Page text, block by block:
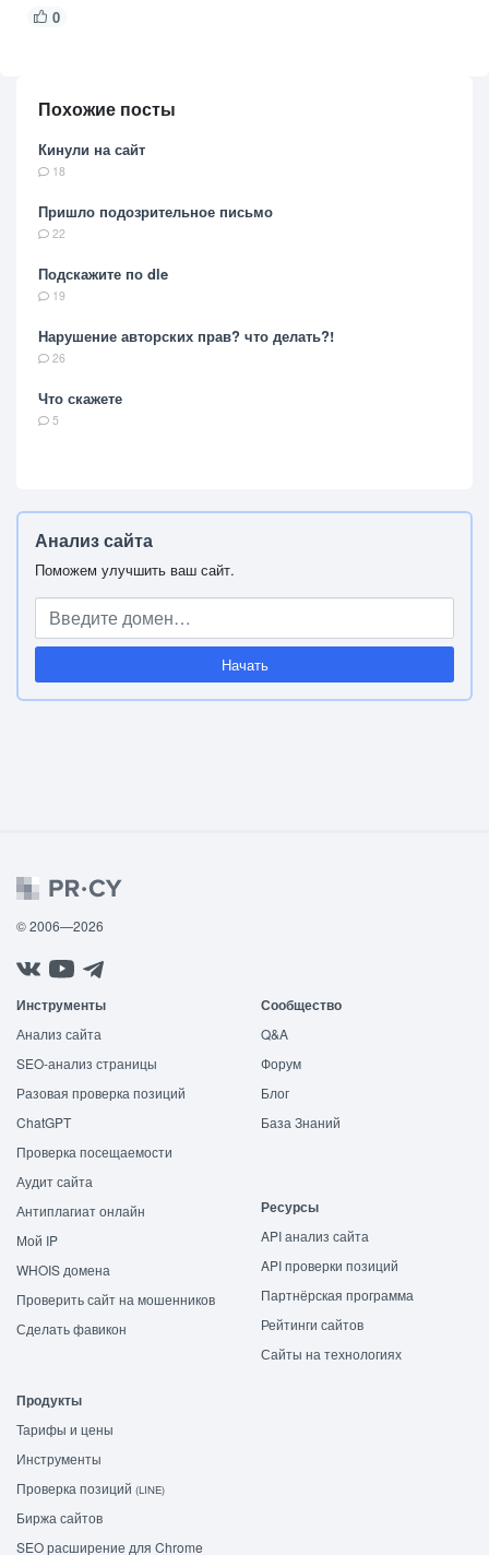
0
Похожие посты
Кинули на сайт
18
Пришло подозрительное письмо
22
Подскажите по dle
19
Нарушение авторских прав? что делать?!
26
Что скажете
5
Анализ сайта
Поможем улучшить ваш сайт.
Начать
© 2006—2026
Инструменты
Анализ сайта
SEO-анализ страницы
Разовая проверка позиций
ChatGPT
Проверка посещаемости
Аудит сайта
Антиплагиат онлайн
Мой IP
WHOIS домена
Проверить сайт на мошенников
Сделать фавикон
Сообщество
Q&A
Форум
Блог
База Знаний
Ресурсы
API анализ сайта
API проверки позиций
Партнёрская программа
Рейтинги сайтов
Сайты на технологиях
Продукты
Тарифы и цены
Инструменты
Проверка позиций (LINE)
Биржа сайтов
SEO расширение для Chrome